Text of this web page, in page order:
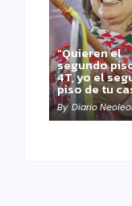
“Quieren el
segundo
4T, yo el
piso de tu
By Diario